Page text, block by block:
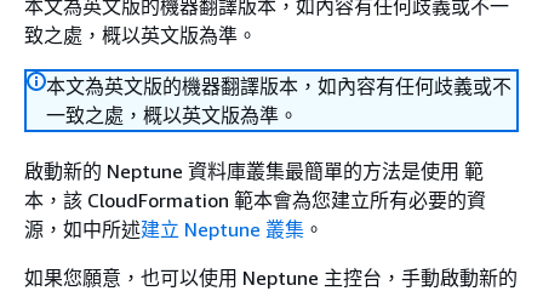
本文為英文版的機器翻譯版本，如內容有任何歧義或不一
致之處，概以英文版為準。
本文為英文版的機器翻譯版本，如內容有任何歧義或不
一致之處，概以英文版為準。
啟動新的 Neptune 資料庫叢集最簡單的方法是使用 範
本，該 CloudFormation 範本會為您建立所有必要的資
源，如中所述建立 Neptune 叢集 。
如果您願意，也可以使用 Neptune 主控台，手動啟動新的